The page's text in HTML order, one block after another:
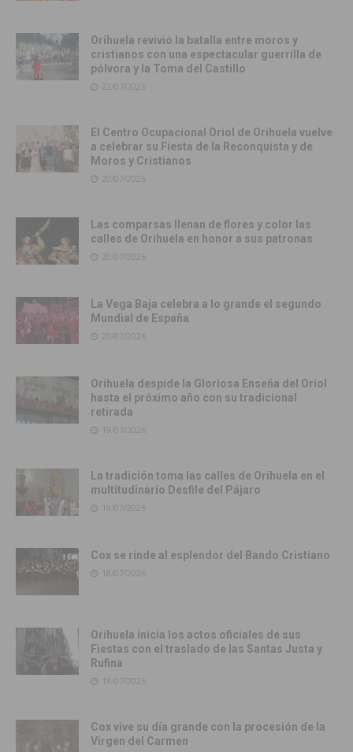
Orihuela revivió la batalla entre moros y
cristianos con una espectacular guerrilla de
pólvora y la Toma del Castillo
22/07/2026
El Centro Ocupacional Oriol de Orihuela vuelve
a celebrar su Fiesta de la Reconquista y de
Moros y Cristianos
20/07/2026
Las comparsas llenan de flores y color las
calles de Orihuela en honor a sus patronas
20/07/2026
La Vega Baja celebra a lo grande el segundo
Mundial de España
20/07/2026
Orihuela despide la Gloriosa Enseña del Oriol
hasta el próximo año con su tradicional
retirada
19/07/2026
La tradición toma las calles de Orihuela en el
multitudinario Desfile del Pájaro
19/07/2026
Cox se rinde al esplendor del Bando Cristiano
18/07/2026
Orihuela inicia los actos oficiales de sus
Fiestas con el traslado de las Santas Justa y
Rufina
18/07/2026
Cox vive su día grande con la procesión de la
Virgen del Carmen